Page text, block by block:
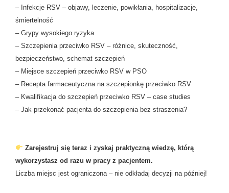
– Infekcje RSV – objawy, leczenie, powikłania, hospitalizacje,
śmiertelność
– Grypy wysokiego ryzyka
– Szczepienia przeciwko RSV – różnice, skuteczność,
bezpieczeństwo, schemat szczepień
– Miejsce szczepień przeciwko RSV w PSO
– Recepta farmaceutyczna na szczepionkę przeciwko RSV
– Kwalifikacja do szczepień przeciwko RSV – case studies
– Jak przekonać pacjenta do szczepienia bez straszenia?
Zarejestruj się teraz i zyskaj praktyczną wiedzę, którą
wykorzystasz od razu w pracy z pacjentem.
Liczba miejsc jest ograniczona – nie odkładaj decyzji na później!